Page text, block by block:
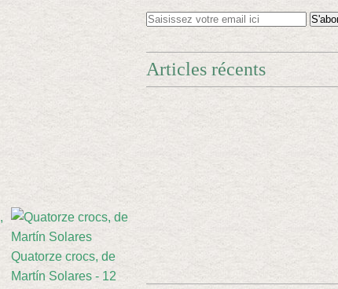
Quatorze crocs, de
Martín Solares - 12
Articles récents